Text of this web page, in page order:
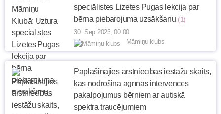
speciālistes Lizetes Pugas lekcija par
bērna piebarojuma uzsākšanu (1)
30. Sep 2023, 00:00
Māmiņu klubs
Paplašinājies ārstniecības iestāžu skaits,
kas nodrošina agrīnās intervences
pakalpojumus bērniem ar autiskā
spektra traucējumiem